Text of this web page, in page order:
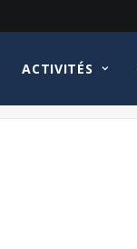
ACTIVITÉS